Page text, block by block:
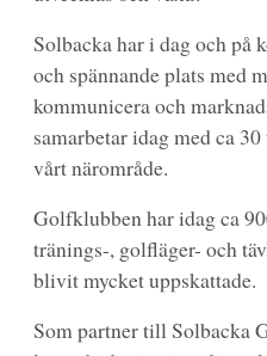
Solbacka har i dag och på
och spännande plats med
kommunicera och
samarbetar idag med ca
vårt närområde.
Golfklubben har idag ca
tränings-, golfläger- och
blivit mycket uppskattade.
Som partner till Solbacka